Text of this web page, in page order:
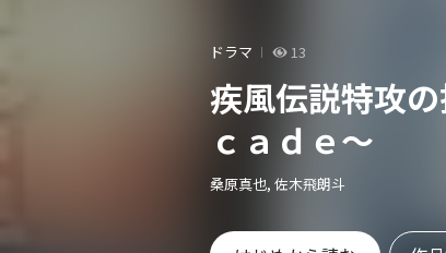
ドラマ 13
疾風伝説特攻
ｃａｄｅ～
桑原真也, 佐木飛朗斗